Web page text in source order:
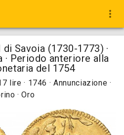
more_vert
Savoia (1730-1773) ·
· Periodo anteriore alla
del 1754
lire · 1746 · Annunciazione ·
· Oro